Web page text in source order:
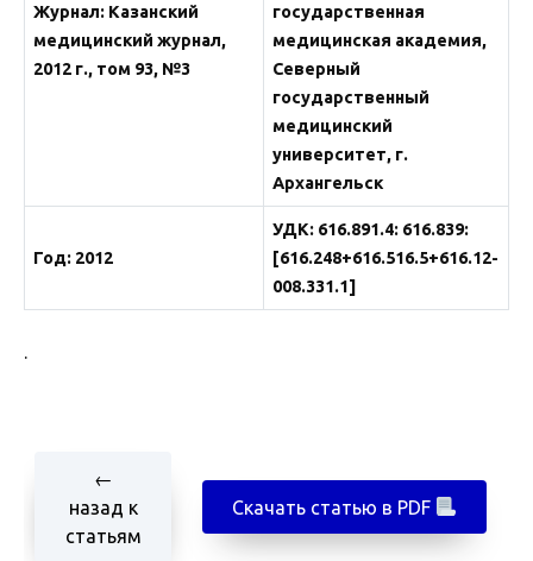
Журнал: Казанский
медицинский журнал,
2012 г., том 93, №3
государственная
медицинская академия,
Северный
государственный
медицинский
университет, г.
Архангельск
Год: 2012
УДК: 616.891.4: 616.839:
[616.248+616.516.5+616.12­
008.331.1]
←
назад к
статьям
Скачать статью в PDF